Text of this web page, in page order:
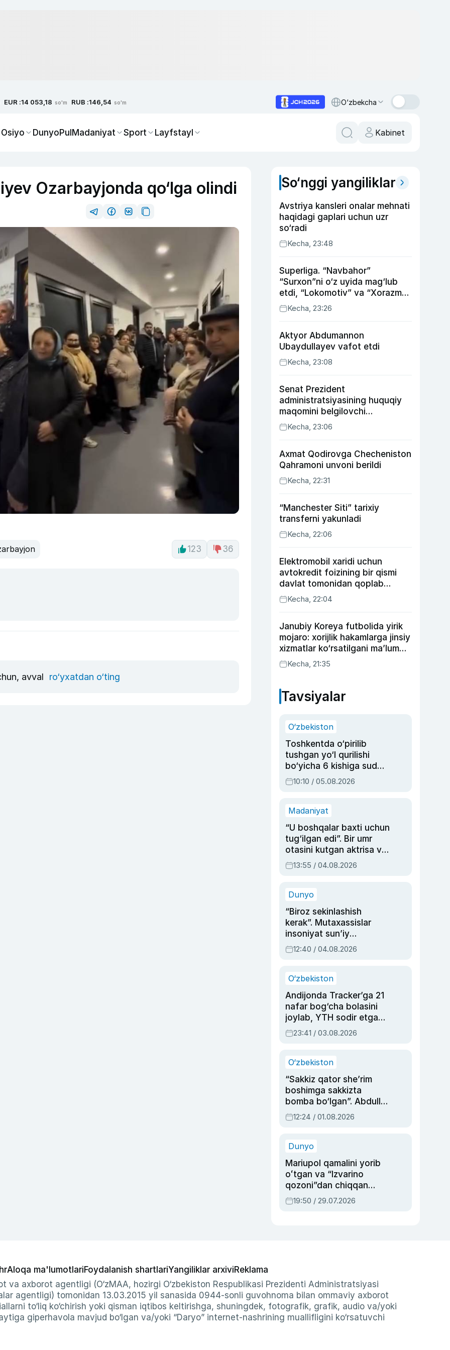
EUR :14 053,18 so'm RUB :146,54 so'm O‘zbekcha
DunyoPulMadaniyat Sport Layfstayl Kabinet
Ozarbayjonda qo‘lga olindi
123 36
avval ro‘yxatdan o‘ting
So‘nggi yangiliklar
Avstriya kansleri onalar mehnati
haqidagi gaplari uchun uzr
so‘radi
Kecha, 23:48
Superliga. “Navbahor”
“Surxon”ni o‘z uyida mag‘lub
etdi, “Lokomotiv” va “Xorazm”
uyda g‘alaba qozondi
Kecha, 23:26
Aktyor Abdu­mannon
Ubaydullayev vafot etdi
Kecha, 23:08
Senat Prezident
administratsiyasining huquqiy
maqomini belgilovchi
konstitutsiyaviy qonunni
ma’qulladi
Kecha, 23:06
Axmat Qodirovga Checheniston
Qahramoni unvoni berildi
Kecha, 22:31
“Manchester Siti” tarixiy
transferni yakunladi
Kecha, 22:06
Elektromobil xaridi uchun
avtokredit foizining bir qismi
davlat tomonidan qoplab
berilishi mumkin
Kecha, 22:04
Janubiy Koreya futbolida yirik
mojaro: xorijlik hakamlarga jinsiy
xizmatlar ko‘rsatilgani ma’lum
qilindi
Kecha, 21:35
Tavsiyalar
O‘zbekiston
Toshkentda o‘pirilib
tushgan yo‘l qurilishi
bo‘yicha 6 kishiga sud
hukmi o‘qildi
10:10 / 05.08.2026
Madaniyat
“U boshqalar baxti uchun
tug‘ilgan edi”. Bir umr
otasini kutgan aktrisa va
dublyaj ustasi Rimma
Ahmedovaning
13:55 / 04.08.2026
Dunyo
“Biroz sekinlashish
kerak”. Mutaxassislar
insoniyat sun’iy
intellektni boshqara
olmay qolishidan xavotir
12:40 / 04.08.2026
O‘zbekiston
Andijonda Tracker’ga 21
nafar bog‘cha bolasini
joylab, YTH sodir etgan
ayolga sud hukmi o‘qildi
23:41 / 03.08.2026
O‘zbekiston
“Sakkiz qator she’rim
boshimga sakkizta
bomba bo‘lgan”. Abdulla
Oripovni siyosiy
ayblovlardan asrab
12:24 / 01.08.2026
Dunyo
Mariupol qamalini yorib
oʻtgan va “Izvarino
qozoni”dan chiqqan
qahramon — Ukraina
armiyasi bosh
19:50 / 29.07.2026
Aloqa ma'lumotlariFoydalanish shartlariYangiliklar arxiviReklama
va axborot agentligi (O‘zMAA, hozirgi O‘zbekiston Respublikasi Prezidenti Administratsiyasi
agentligi) tomonidan 13.03.2015 yil sanasida 0944-sonli guvohnoma bilan ommaviy axborot
to‘liq ko‘chirish yoki qisman iqtibos keltirishga, shuningdek, fotografik, grafik, audio va/yoki
giperhavola mavjud bo‘lgan va/yoki “Daryo” internet-nashrining muallifligini ko‘rsatuvchi